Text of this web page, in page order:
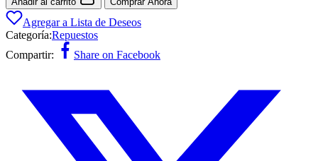
Agregar a Lista de Deseos
Categoría:Repuestos
Compartir:
Share on Facebook